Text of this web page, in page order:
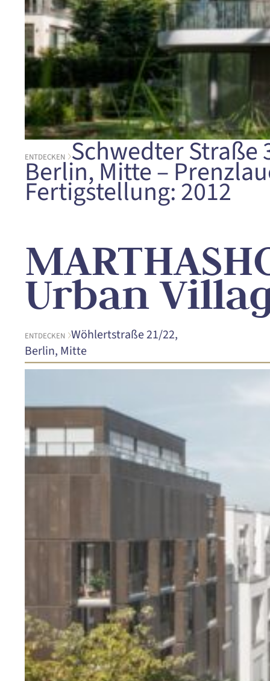
ENTDECKEN Wöhlertstraße 21/22,
Berlin, Mitte
UNIKAT
Unique Living
ENTDECKEN Schwedter Straße
Berlin, Mitte –
Fertigstellung: 2012
Urban